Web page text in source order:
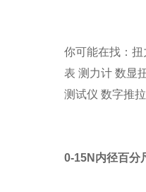
你可能在找： 扭
表 测力计 数显
测试仪 数字推
0-15N内径百分